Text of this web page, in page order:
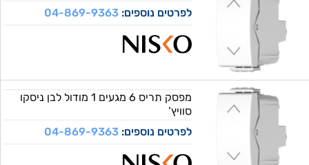
לפרטים נוספים:04-869-9363
מפסק תריס 6 מגעים 1 מודול לבן ניסקו
סוויץ’
לפרטים נוספים:04-869-9363